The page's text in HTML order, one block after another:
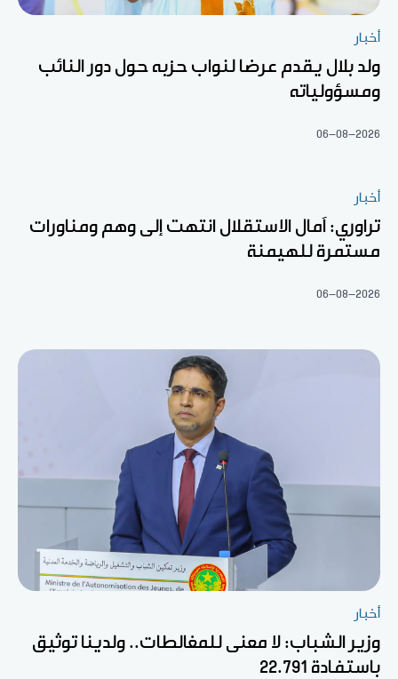
أخبار
ولد بلال يقدم عرضا لنواب حزبه حول دور النائب
ومسؤولياته
06-08-2026
أخبار
تراوري: آمال الاستقلال انتهت إلى وهم ومناورات
مستمرة للهيمنة
06-08-2026
أخبار
وزير الشباب: لا معنى للمغالطات.. ولدينا توثيق
باستفادة 22.791